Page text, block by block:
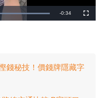
剩
-0:34
全
螢
錢秘技！價錢牌隱藏字